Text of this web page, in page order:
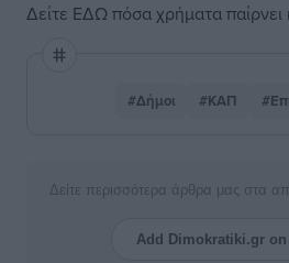
Δείτε ΕΔΩ πόσα χρήματα
#Δήμοι #ΚΑΠ
Δείτε περισσότερα άρθρα μας στα
Add Dimokratiki.gr